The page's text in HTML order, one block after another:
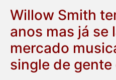
Willow Smith
anos mas já se
mercado
single de gente